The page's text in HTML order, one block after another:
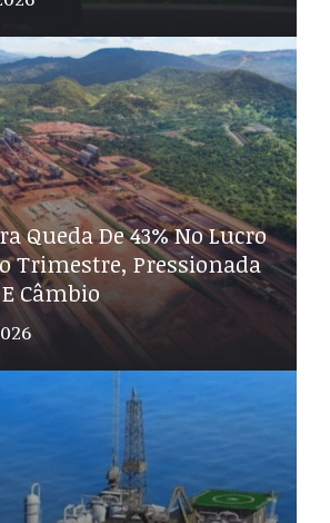
Queda De 43% No Lucro
Trimestre, Pressionada
Câmbio